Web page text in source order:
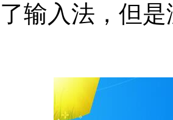
输入法，但是